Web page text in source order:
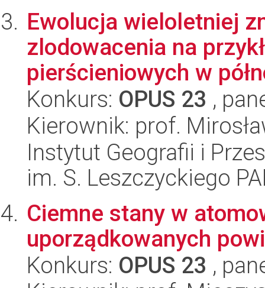
Ewolucja wieloletniej
zlodowacenia na
pierścieniowych w
Konkurs: OPUS 23 ,
Kierownik: prof.
Instytut Geografii i
im. S. Leszczyckiego
Ciemne stany w
uporządkowanych
Konkurs: OPUS 23 ,